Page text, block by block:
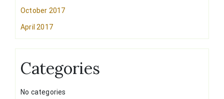
October 2017
April 2017
Categories
No categories